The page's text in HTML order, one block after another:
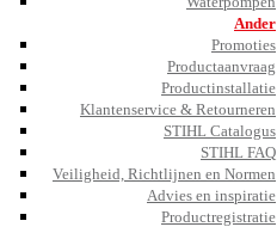
Ander
Promoties
Productaanvraag
Productinstallatie
Klantenservice & Retourneren
STIHL Catalogus
STIHL FAQ
Veiligheid, Richtlijnen en Normen
Advies en inspiratie
Productregistratie